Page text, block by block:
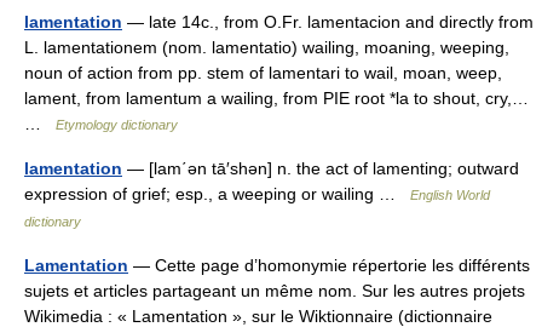
lamentation — late 14c., from O.Fr. lamentacion and directly from
L. lamentationem (nom. lamentatio) wailing, moaning, weeping,
noun of action from pp. stem of lamentari to wail, moan, weep,
lament, from lamentum a wailing, from PIE root *la to shout, cry,…
Etymology dictionary
lamentation — [lam΄ən tā′shən] n. the act of lamenting; outward
expression of grief; esp., a weeping or wailing …
English World
dictionary
Lamentation — Cette page d’homonymie répertorie les différents
sujets et articles partageant un même nom. Sur les autres projets
Wikimedia : « Lamentation », sur le Wiktionnaire (dictionnaire